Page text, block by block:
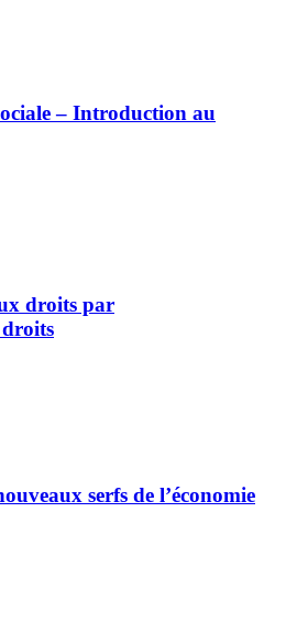
– Introduction au
droits par
droits
serfs de l’économie